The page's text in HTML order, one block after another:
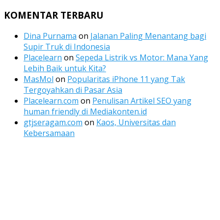
KOMENTAR TERBARU
Dina Purnama on Jalanan Paling Menantang bagi
Supir Truk di Indonesia
Placelearn on Sepeda Listrik vs Motor: Mana Yang
Lebih Baik untuk Kita?
MasMol on Popularitas iPhone 11 yang Tak
Tergoyahkan di Pasar Asia
Placelearn.com on Penulisan Artikel SEO yang
human friendly di Mediakonten.id
gtjseragam.com on Kaos, Universitas dan
Kebersamaan